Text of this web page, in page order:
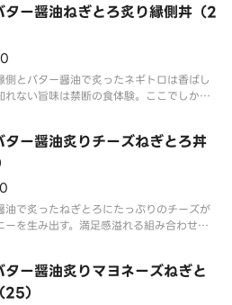
ター醤油ねぎとろ炙り縁側丼（2
側とバター醤油で炙ったネギトロは香ばし
れない旨味は禁断の食体験。ここでしか出
ター醤油炙りチーズねぎとろ丼
油で炙ったねぎとろにたっぷりのチーズが
ーを生み出す。満足感溢れる組み合わせを
ター醤油炙りマヨネーズねぎと
）